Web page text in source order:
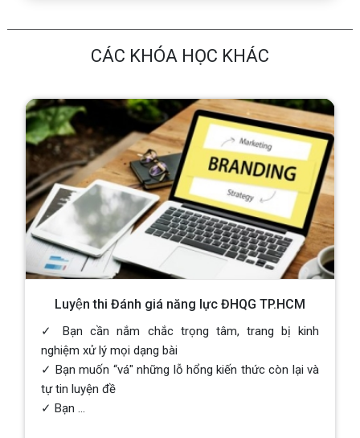
CÁC KHÓA HỌC KHÁC
Luyện thi Đánh giá năng lực ĐHQG TP.HCM
✓ Bạn cần nắm chắc trọng tâm, trang bị kinh
nghiệm xử lý mọi dạng bài
✓ Bạn muốn “vá" những lỗ hổng kiến thức còn lại và
tự tin luyện đề
✓ Bạn ...